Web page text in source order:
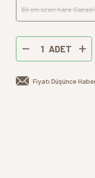
60 cm üzeri Kare
ADET
Fiyatı Düşünce